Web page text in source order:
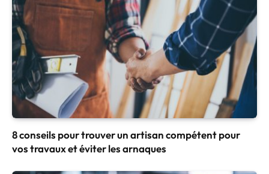
8 conseils pour trouver un artisan compétent pour
vos travaux et éviter les arnaques